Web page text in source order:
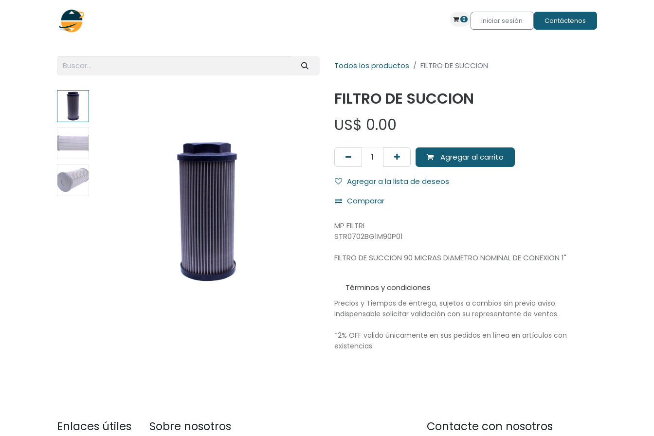
0 Iniciar sesión Contáctenos
Todos los productos FILTRO DE SUCCION
FILTRO DE SUCCION
US$ 0.00
Agregar al carrito
Agregar a la lista de deseos
Comparar
MP FILTRI
STR0702BG1M90P01
FILTRO DE SUCCION 90 MICRAS DIAMETRO NOMINAL DE CONEXION 1"
Términos y condiciones
Precios y Tiempos de entrega, sujetos a cambios sin previo aviso.
Indispensable solicitar validación con su representante de ventas.
*2% OFF valido únicamente en sus pedidos en línea en artículos con
existencias
Enlaces útiles Sobre nosotros Contacte con nosotros